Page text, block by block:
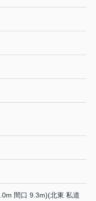
間口 9.3m)(北東 私道